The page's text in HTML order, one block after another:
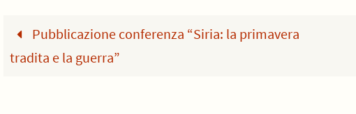
Pubblicazione conferenza “Siria: la primavera
tradita e la guerra”